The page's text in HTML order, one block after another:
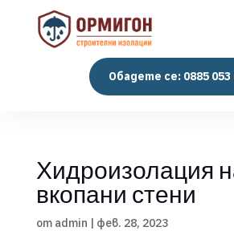
Обадете се: 0885 053
Хидроизолация
вкопани стени
от admin | фев. 28, 2023